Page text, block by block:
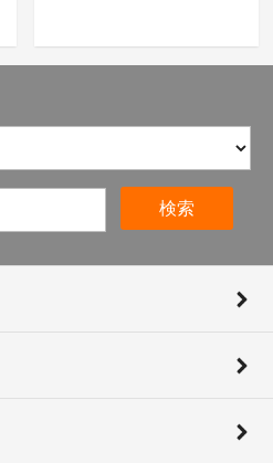
検索